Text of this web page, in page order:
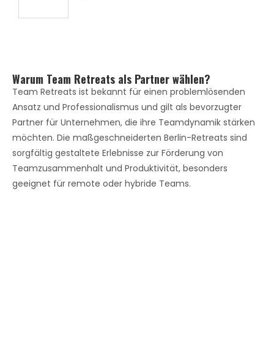
Warum Team Retreats als Partner wählen?
Team Retreats ist bekannt für einen problemlösenden
Ansatz und Professionalismus und gilt als bevorzugter
Partner für Unternehmen, die ihre Teamdynamik stärken
möchten. Die maßgeschneiderten Berlin-Retreats sind
sorgfältig gestaltete Erlebnisse zur Förderung von
Teamzusammenhalt und Produktivität, besonders
geeignet für remote oder hybride Teams.